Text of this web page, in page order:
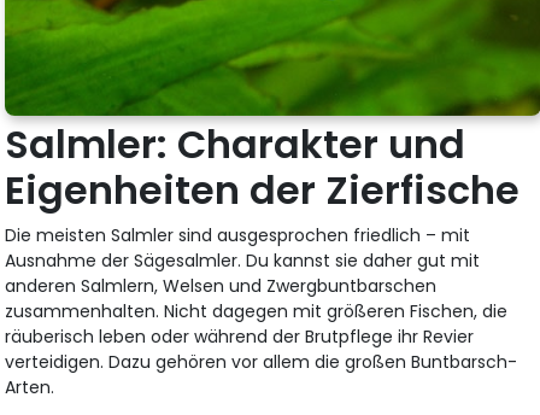
Salmler: Charakter und
Eigenheiten der Zierfische
Die meisten Salmler sind ausgesprochen friedlich – mit
Ausnahme der Sägesalmler. Du kannst sie daher gut mit
anderen Salmlern, Welsen und Zwergbuntbarschen
zusammenhalten. Nicht dagegen mit größeren Fischen, die
räuberisch leben oder während der Brutpflege ihr Revier
verteidigen. Dazu gehören vor allem die großen Buntbarsch-
Arten.